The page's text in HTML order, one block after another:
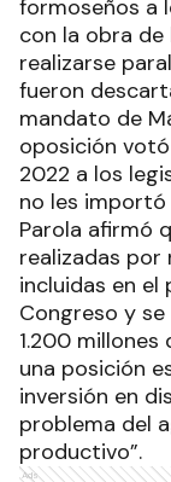
formoseños a
con la obra
realizarse
fueron
mandato de
oposición
2022 a los
no les importó
Parola afirmó
realizadas
incluidas en el
Congreso y
1.200
una posición
inversión en
problema del
productivo”.
Ads